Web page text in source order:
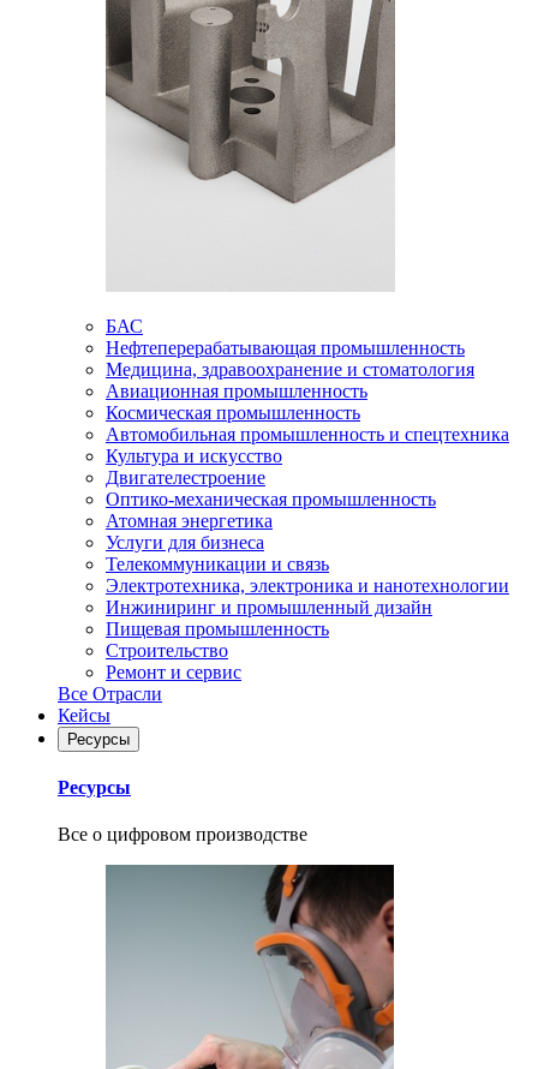
БАС
Нефтеперерабатывающая промышленность
Медицина, здравоохранение и стоматология
Авиационная промышленность
Космическая промышленность
Автомобильная промышленность и спецтехника
Культура и искусство
Двигателестроение
Оптико-механическая промышленность
Атомная энергетика
Услуги для бизнеса
Телекоммуникации и связь
Электротехника, электроника и нанотехнологии
Инжиниринг и промышленный дизайн
Пищевая промышленность
Строительство
Ремонт и сервис
Все Отрасли
Кейсы
Ресурсы
Ресурсы
Все о цифровом производстве